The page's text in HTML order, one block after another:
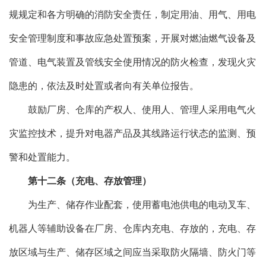
规规定和各方明确的消防安全责任，制定用油、用气、用电
安全管理制度和事故应急处置预案，开展对燃油燃气设备及
管道、电气装置及管线安全使用情况的防火检查，发现火灾
隐患的，依法及时处置或者向有关单位报告。
鼓励厂房、仓库的产权人、使用人、管理人采用电气火
灾监控技术，提升对电器产品及其线路运行状态的监测、预
警和处置能力。
第十二条（充电、存放管理）
为生产、储存作业配套，使用蓄电池供电的电动叉车、
机器人等辅助设备在厂房、仓库内充电、存放的，充电、存
放区域与生产、储存区域之间应当采取防火隔墙、防火门等